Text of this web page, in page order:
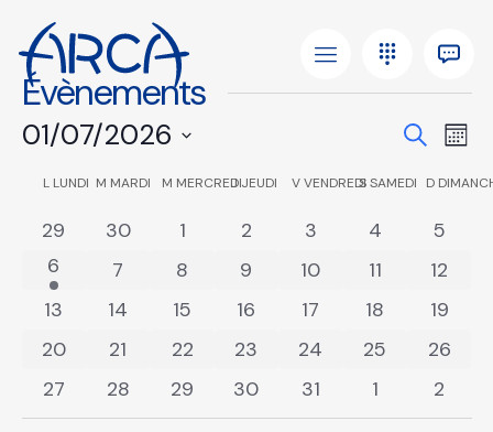
Évènements
et
de
vues
de
01/07/2026
uneCalendrier
de
Évènements
L LUNDI M MARDI M MERCREDI
JJEUDI VVENDREDISSAMEDI D
0
évènements
29
0
évènements
30
0
évènements
1
0
évènements
2
0
évènements
3
0
évènements
4
0
5
1
évènement
6
0
évènements
7
0
évènements
8
0
évènements
9
0
évènements
10
0
évènements
11
0
12
0
évènements
13
0
évènements
14
0
évènements
15
0
évènements
16
0
évènements
17
0
évènements
18
0
19
0
évènements
20
0
évènements
21
0
évènements
22
0
évènements
23
0
évènements
24
0
évènements
25
0
26
0
évènements
27
0
évènements
28
0
évènements
29
0
évènements
30
0
évènements
31
0
évènements
1
0
2